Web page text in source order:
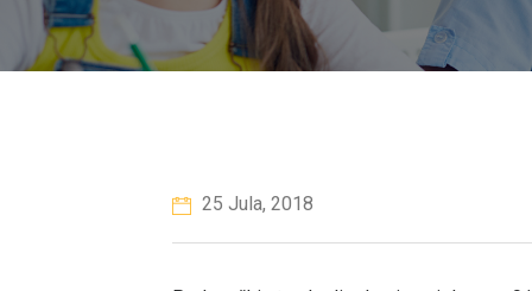
25 Jula, 2018